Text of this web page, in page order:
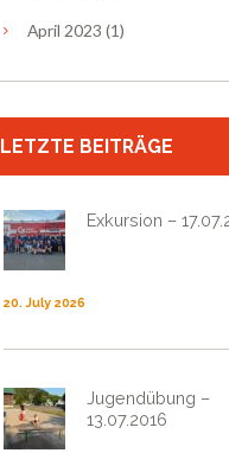
April 2023 (1)
LETZTE BEITRÄGE
Exkursion –
20. July 2026
Jugendübung –
13.07.2016